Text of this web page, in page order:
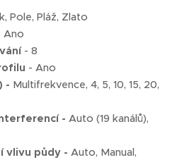
Pole, Pláž, Zlato
Ano
- 8
- Ano
- Multifrekvence, 4, 5, 10, 15, 20,
- Auto (19 kanálů),
vlivu půdy - Auto, Manual,